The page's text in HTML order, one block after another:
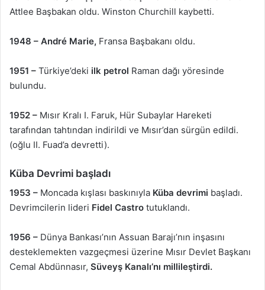
Attlee Başbakan oldu. Winston Churchill kaybetti.
1948 – André Marie, Fransa Başbakanı oldu.
1951 – Türkiye’deki ilk petrol Raman dağı yöresinde
bulundu.
1952 – Mısır Kralı I. Faruk, Hür Subaylar Hareketi
tarafından tahtından indirildi ve Mısır’dan sürgün edildi.
(oğlu II. Fuad’a devretti).
Küba Devrimi başladı
1953 – Moncada kışlası baskınıyla Küba devrimi başladı.
Devrimcilerin lideri Fidel Castro tutuklandı.
1956 – Dünya Bankası’nın Assuan Barajı’nın inşasını
desteklemekten vazgeçmesi üzerine Mısır Devlet Başkanı
Cemal Abdünnasır, Süveyş Kanalı’nı millileştirdi.